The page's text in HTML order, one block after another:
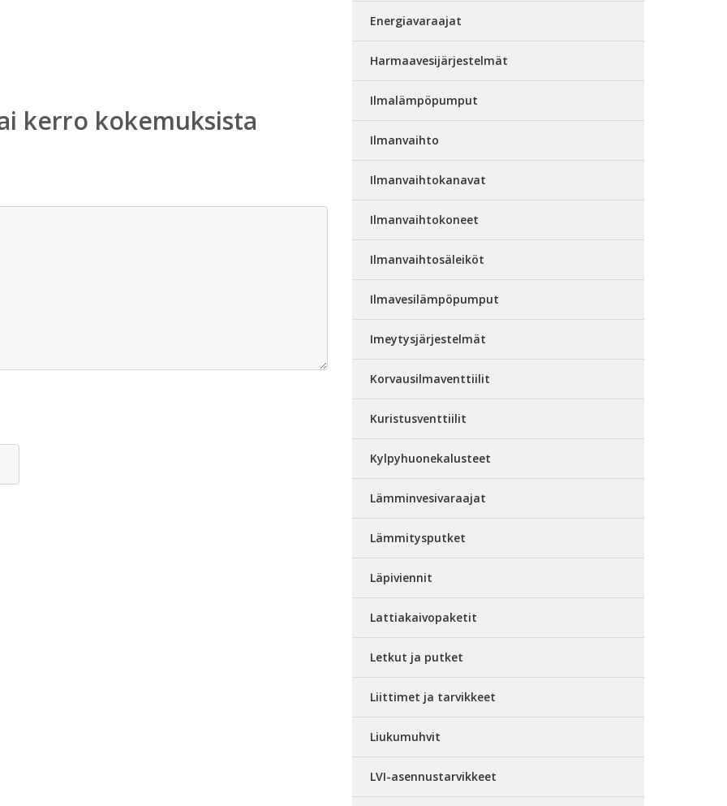
kerro kokemuksista
Energiavaraajat
Harmaavesijärjestelmät
Ilmalämpöpumput
Ilmanvaihto
Ilmanvaihtokanavat
Ilmanvaihtokoneet
Ilmanvaihtosäleiköt
Ilmavesilämpöpumput
Imeytysjärjestelmät
Korvausilmaventtiilit
Kuristusventtiilit
Kylpyhuonekalusteet
Lämminvesivaraajat
Lämmitysputket
Läpiviennit
Lattiakaivopaketit
Letkut ja putket
Liittimet ja tarvikkeet
Liukumuhvit
LVI-asennustarvikkeet